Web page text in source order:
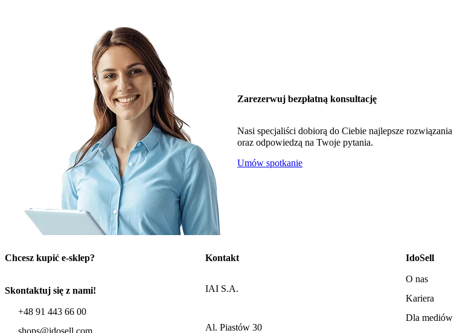
Zarezerwuj bezpłatną konsultację
Nasi specjaliści dobiorą do Ciebie najlepsze rozwiązania
oraz odpowiedzą na Twoje pytania.
Umów spotkanie
Chcesz kupić e-sklep?
Skontaktuj się z nami!
+48 91 443 66 00
shops@idosell.com
Kontakt
IAI S.A.
Al. Piastów 30
IdoSell
O nas
Kariera
Dla mediów